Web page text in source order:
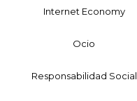
Internet Economy
Ocio
Responsabilidad Social